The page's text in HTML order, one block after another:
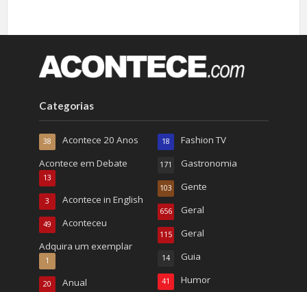
Categorias
Acontece 20 Anos
38
Acontece em Debate
13
Acontece in English
3
Aconteceu
49
Adquira um exemplar
1
Anual
20
Fashion TV
18
Gastronomia
171
Gente
103
Geral
656
Geral
115
Guia
14
Humor
41